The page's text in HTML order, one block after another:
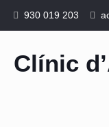
930 019 203
Clínic